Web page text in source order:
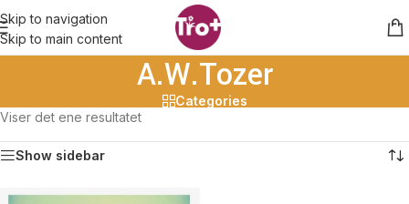
Skip to navigation
Skip to main content
A.W.Tozer
Categories
Viser det ene resultatet
Show sidebar